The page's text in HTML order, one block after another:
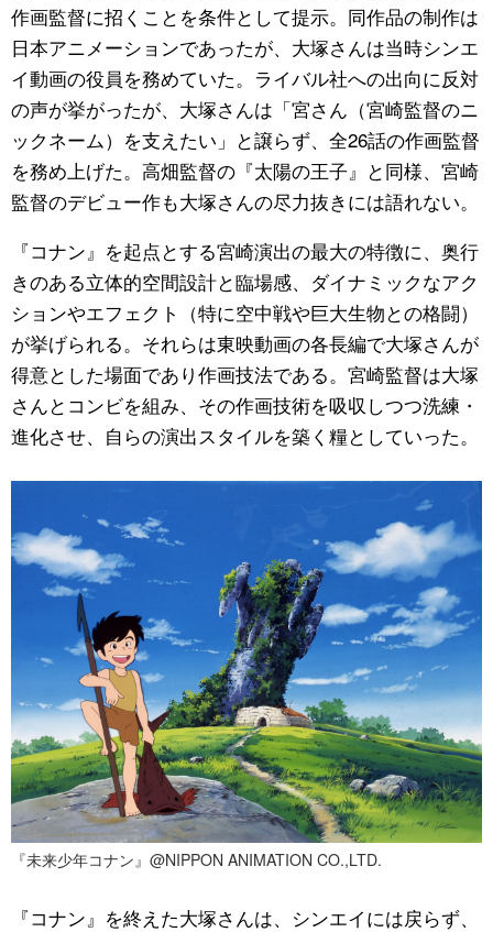
作画監督に招くことを条件として提示。同作品の制作は
日本アニメーションであったが、大塚さんは当時シンエ
イ動画の役員を務めていた。ライバル社への出向に反対
の声が挙がったが、大塚さんは「宮さん（宮崎監督のニ
ックネーム）を支えたい」と譲らず、全26話の作画監督
を務め上げた。高畑監督の『太陽の王子』と同様、宮崎
監督のデビュー作も大塚さんの尽力抜きには語れない。
『コナン』を起点とする宮崎演出の最大の特徴に、奥行
きのある立体的空間設計と臨場感、ダイナミックなアク
ションやエフェクト（特に空中戦や巨大生物との格闘）
が挙げられる。それらは東映動画の各長編で大塚さんが
得意とした場面であり作画技法である。宮崎監督は大塚
さんとコンビを組み、その作画技術を吸収しつつ洗練・
進化させ、自らの演出スタイルを築く糧としていった。
『未来少年コナン』@NIPPON ANIMATION CO.,LTD.
『コナン』を終えた大塚さんは、シンエイには戻らず、